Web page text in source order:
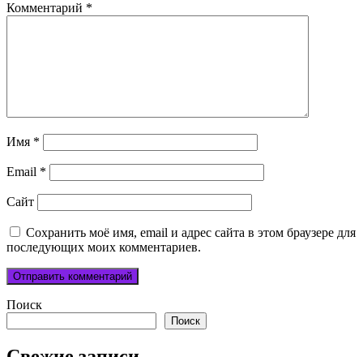
Комментарий *
Имя *
Email *
Сайт
Сохранить моё имя, email и адрес сайта в этом браузере для
последующих моих комментариев.
Поиск
Поиск